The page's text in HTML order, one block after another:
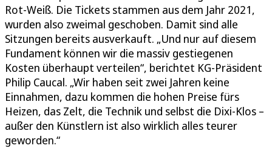
Rot-Weiß. Die Tickets stammen aus dem Jahr 2021,
wurden also zweimal geschoben. Damit sind alle
Sitzungen bereits ausverkauft. „Und nur auf diesem
Fundament können wir die massiv gestiegenen
Kosten überhaupt verteilen“, berichtet KG-Präsident
Philip Caucal. „Wir haben seit zwei Jahren keine
Einnahmen, dazu kommen die hohen Preise fürs
Heizen, das Zelt, die Technik und selbst die Dixi-Klos –
außer den Künstlern ist also wirklich alles teurer
geworden.“